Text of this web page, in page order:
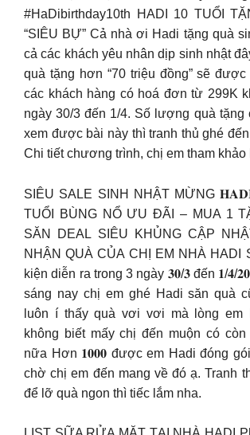
#HaDibirthday10th HADI 10 TUỔI
“SIÊU BỰ” Cả nhà ơi Hadi tặng quà
cả các khách yêu nhân dịp sinh nhật
quà tặng hơn “70 triệu đồng” sẽ
các khách hàng có hoá đơn từ 299K
ngày 30/3 đến 1/4. Số lượng quà tặng
xem được bài này thì tranh thủ ghé
Chi tiết chương trình, chị em tham khảo
SIÊU SALE SINH NHẬT MỪNG
TUỔI BÙNG NỔ ƯU ĐÃI – MUA 1
SĂN DEAL SIÊU KHỦNG CẬP
NHẬN QUÀ CỦA CHỊ EM NHÀ HADI
kiện diễn ra trong 3 ngày 𝟑𝟎/𝟑 đến 𝟏/𝟒/
sáng nay chị em ghé Hadi săn quà
luôn í thấy quà vơi vơi mà lòng em
không biết mấy chị đến muộn có
nữa Hơn 𝟏𝟎𝟎𝟎 được em Hadi đóng
chờ chị em đến mang về đó ạ. Tranh
để lỡ quà ngon thì tiếc lắm nha.